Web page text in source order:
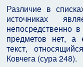
Различие в
источниках
непосредственно
предметов нет, а
текст,
Ковчега (сура 248).